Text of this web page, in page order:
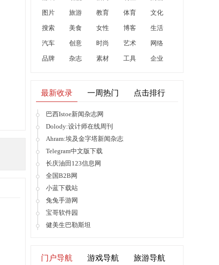
图片 旅游 教育 体育 文化
搜索 美食 女性 博客 生活
汽车 创意 时尚 艺术 网络
品牌 杂志 素材 工具 企业
最新收录 一周热门 点击排行
巴西Istoe新闻杂志网
Dolody:设计师在线周刊
Ahram:埃及金字塔新闻杂志
Telegram中文版下载
长庆油田123信息网
全国B2B网
小蓝下载站
兔兔手游网
宝哥软件园
健美生巴勒斯坦
门户导航 游戏导航 旅游导航